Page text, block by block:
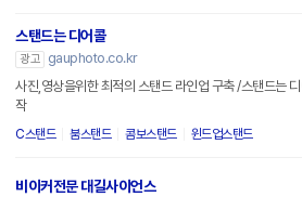
스탠드는 디어콜
광고
gauphoto.co.kr
사진,영상을위한 최적의 스탠드 라인업 구축 /스탠드는 디
작
C스탠드 붐스탠드 콤보스탠드 윈드업스탠드
비이커전문 대길사이언스